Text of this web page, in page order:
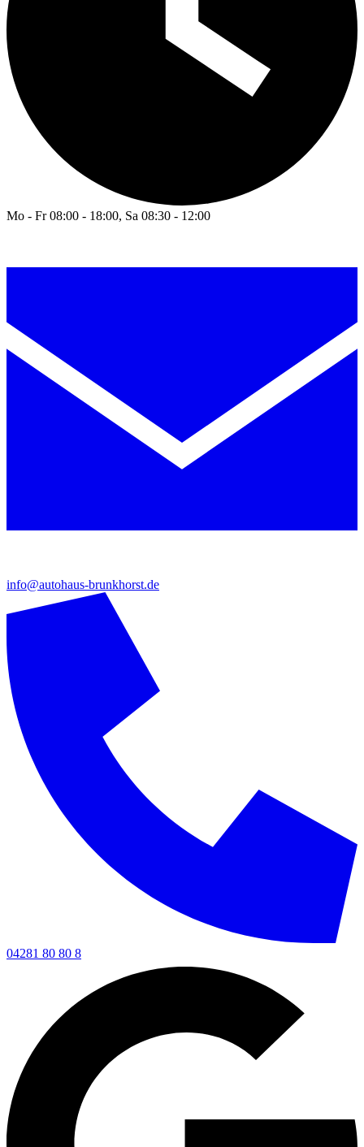
Mo - Fr 08:00 - 18:00, Sa 08:30 - 12:00
info@autohaus-brunkhorst.de
04281 80 80 8